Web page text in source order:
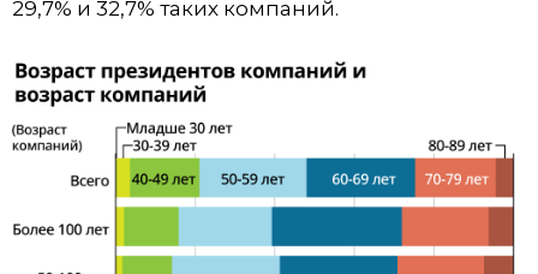
29,7% и 32,7% таких компаний.